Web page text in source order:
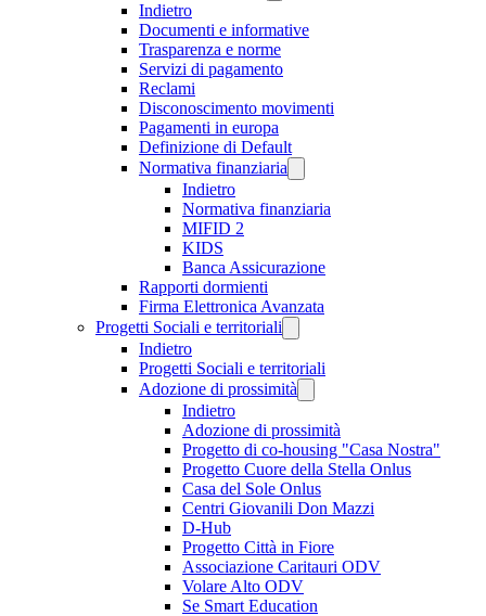
Indietro
Documenti e informative
Trasparenza e norme
Servizi di pagamento
Reclami
Disconoscimento movimenti
Pagamenti in europa
Definizione di Default
Normativa finanziaria
Indietro
Normativa finanziaria
MIFID 2
KIDS
Banca Assicurazione
Rapporti dormienti
Firma Elettronica Avanzata
Progetti Sociali e territoriali
Indietro
Progetti Sociali e territoriali
Adozione di prossimità
Indietro
Adozione di prossimità
Progetto di co-housing "Casa Nostra"
Progetto Cuore della Stella Onlus
Casa del Sole Onlus
Centri Giovanili Don Mazzi
D-Hub
Progetto Città in Fiore
Associazione Caritauri ODV
Volare Alto ODV
Se Smart Education